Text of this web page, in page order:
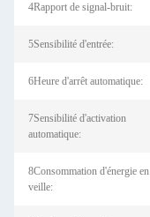
4Rapport de signal-bruit:
5Sensibilité d'entrée:
6Heure d'arrêt automatique:
7Sensibilité d'activation
automatique:
8Consommation d'énergie en
veille: